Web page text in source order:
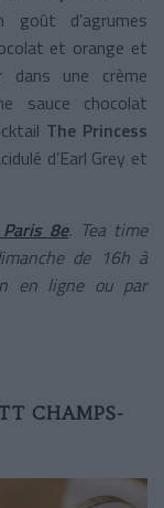
d’agrumes
et orange et
dans une crème
sauce chocolat
The Princess
d’Earl Grey et
8e. Tea time
de 16h à
en ligne ou par
CHAMPS-